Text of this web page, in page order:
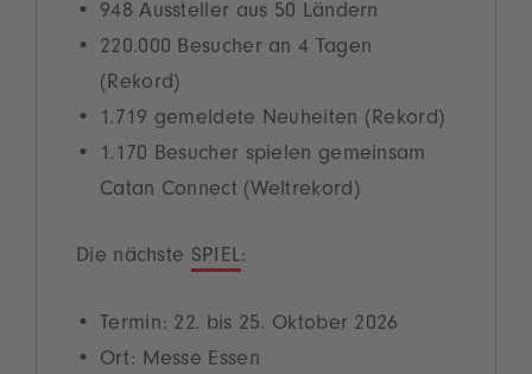
948 Aussteller aus 50 Ländern
220.000 Besucher an 4 Tagen
(Rekord)
1.719 gemeldete Neuheiten (Rekord)
1.170 Besucher spielen gemeinsam
Catan Connect (Weltrekord)
Die nächste SPIEL:
Termin: 22. bis 25. Oktober 2026
Ort: Messe Essen